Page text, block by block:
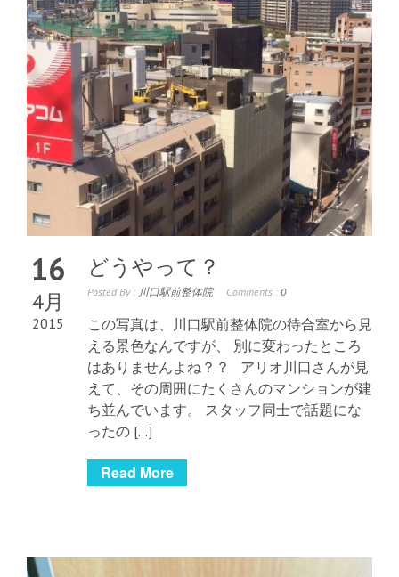
16
4月
2015
どうやって？
Posted By : 川口駅前整体院 Comments : 0
この写真は、川口駅前整体院の待合室から見
える景色なんですが、 別に変わったところ
はありませんよね？？ アリオ川口さんが見
えて、その周囲にたくさんのマンションが建
ち並んでいます。 スタッフ同士で話題にな
ったの […]
Read More